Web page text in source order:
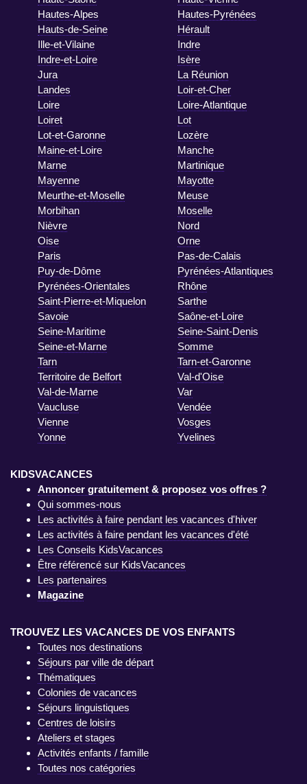
Hautes-Alpes
Hautes-Pyrénées
Hauts-de-Seine
Hérault
Ille-et-Vilaine
Indre
Indre-et-Loire
Isère
Jura
La Réunion
Landes
Loir-et-Cher
Loire
Loire-Atlantique
Loiret
Lot
Lot-et-Garonne
Lozère
Maine-et-Loire
Manche
Marne
Martinique
Mayenne
Mayotte
Meurthe-et-Moselle
Meuse
Morbihan
Moselle
Nièvre
Nord
Oise
Orne
Paris
Pas-de-Calais
Puy-de-Dôme
Pyrénées-Atlantiques
Pyrénées-Orientales
Rhône
Saint-Pierre-et-Miquelon
Sarthe
Savoie
Saône-et-Loire
Seine-Maritime
Seine-Saint-Denis
Seine-et-Marne
Somme
Tarn
Tarn-et-Garonne
Territoire de Belfort
Val-d'Oise
Val-de-Marne
Var
Vaucluse
Vendée
Vienne
Vosges
Yonne
Yvelines
KIDSVACANCES
Annoncer gratuitement & proposez vos offres ?
Qui sommes-nous
Les activités à faire pendant les vacances d'hiver
Les activités à faire pendant les vacances d'été
Les Conseils KidsVacances
Être référencé sur KidsVacances
Les partenaires
Magazine
TROUVEZ LES VACANCES DE VOS ENFANTS
Toutes nos destinations
Séjours par ville de départ
Thématiques
Colonies de vacances
Séjours linguistiques
Centres de loisirs
Ateliers et stages
Activités enfants / famille
Toutes nos catégories